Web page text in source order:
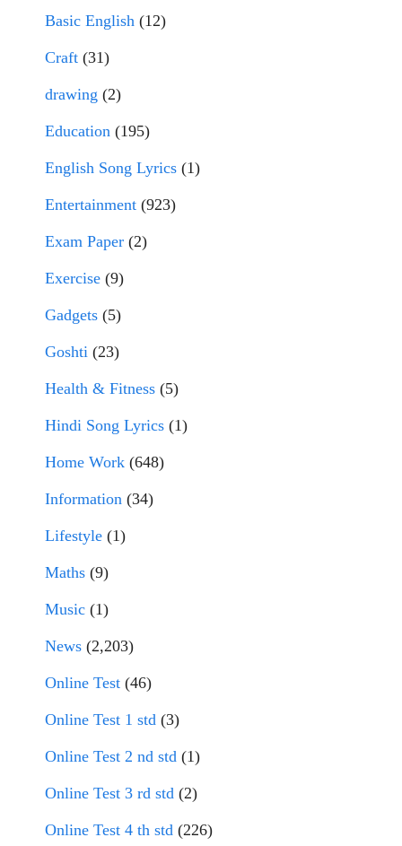
Basic English (12)
Craft (31)
drawing (2)
Education (195)
English Song Lyrics (1)
Entertainment (923)
Exam Paper (2)
Exercise (9)
Gadgets (5)
Goshti (23)
Health & Fitness (5)
Hindi Song Lyrics (1)
Home Work (648)
Information (34)
Lifestyle (1)
Maths (9)
Music (1)
News (2,203)
Online Test (46)
Online Test 1 std (3)
Online Test 2 nd std (1)
Online Test 3 rd std (2)
Online Test 4 th std (226)